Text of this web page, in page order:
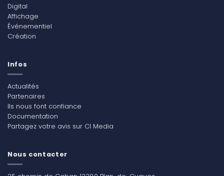
Digital
Affichage
Événementiel
Création
Infos
Actualités
Partenaires
Ils nous font confiance
Documentation
Partagez votre avis sur CI Media
Nous contacter